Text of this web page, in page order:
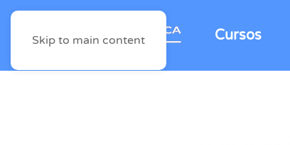
Skip to main content Cursos